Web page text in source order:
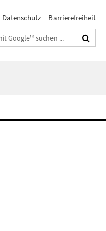
Datenschutz
Barrierefreiheit